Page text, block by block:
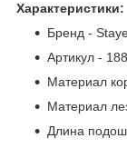
Характеристики:
Бренд -
Артикул -
Материал
Материал
Длина